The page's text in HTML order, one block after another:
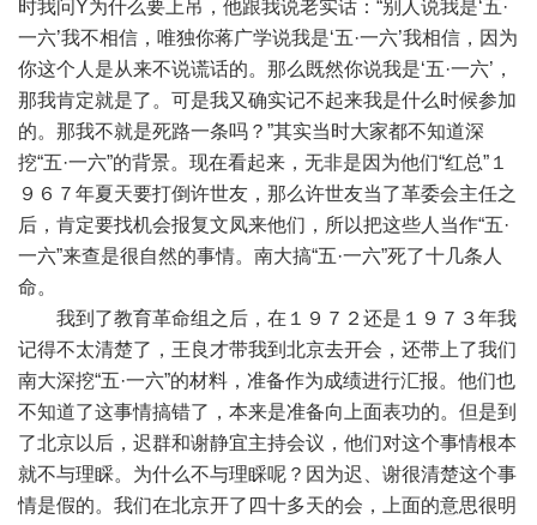
时我问Y为什么要上吊，他跟我说老实话：“别人说我是‘五·
一六’我不相信，唯独你蒋广学说我是‘五·一六’我相信，因为
你这个人是从来不说谎话的。那么既然你说我是‘五·一六’，
那我肯定就是了。可是我又确实记不起来我是什么时候参加
的。那我不就是死路一条吗？”其实当时大家都不知道深
挖“五·一六”的背景。现在看起来，无非是因为他们“红总”１
９６７年夏天要打倒许世友，那么许世友当了革委会主任之
后，肯定要找机会报复文凤来他们，所以把这些人当作“五·
一六”来查是很自然的事情。南大搞“五·一六”死了十几条人
命。
我到了教育革命组之后，在１９７２还是１９７３年我
记得不太清楚了，王良才带我到北京去开会，还带上了我们
南大深挖“五·一六”的材料，准备作为成绩进行汇报。他们也
不知道了这事情搞错了，本来是准备向上面表功的。但是到
了北京以后，迟群和谢静宜主持会议，他们对这个事情根本
就不与理睬。为什么不与理睬呢？因为迟、谢很清楚这个事
情是假的。我们在北京开了四十多天的会，上面的意思很明